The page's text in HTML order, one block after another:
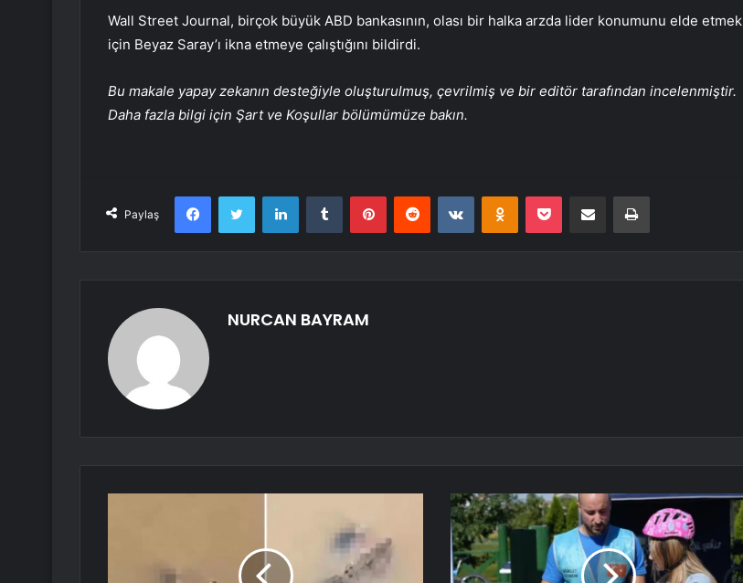
Wall Street Journal, birçok büyük ABD bankasının, olası bir halka arzda lider konumunu elde etmek
için Beyaz Saray’ı ikna etmeye çalıştığını bildirdi.
Bu makale yapay zekanın desteğiyle oluşturulmuş, çevrilmiş ve bir editör tarafından incelenmiştir.
Daha fazla bilgi için Şart ve Koşullar bölümümüze bakın.
Paylaş
FacebookTwitter LinkedInTumblr PinterestReddit VKontakteOdnoklassniki
Pocket E-Posta ile paylaş Yazdır
NURCAN BAYRAM